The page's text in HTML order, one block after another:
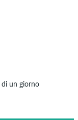
di un giorno